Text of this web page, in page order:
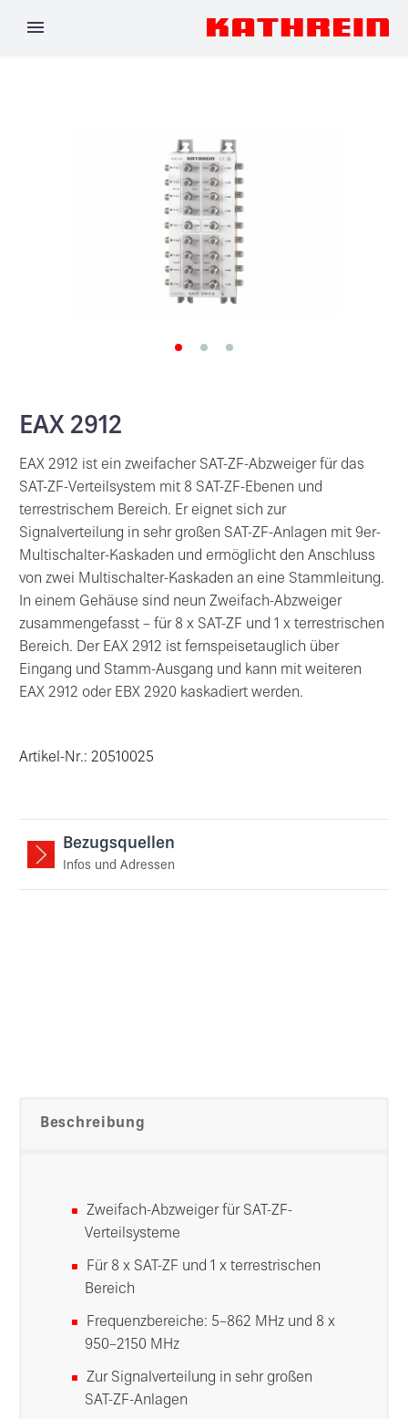
EAX 2912
EAX 2912 ist ein zweifacher SAT-ZF-Abzweiger für das
SAT-ZF-Verteilsystem mit 8 SAT-ZF-Ebenen und
terrestrischem Bereich. Er eignet sich zur
Signalverteilung in sehr großen SAT-ZF-Anlagen mit 9er-
Multischalter-Kaskaden und ermöglicht den Anschluss
von zwei Multischalter-Kaskaden an eine Stammleitung.
In einem Gehäuse sind neun Zweifach-Abzweiger
zusammengefasst – für 8 x SAT-ZF und 1 x terrestrischen
Bereich. Der EAX 2912 ist fernspeisetauglich über
Eingang und Stamm-Ausgang und kann mit weiteren
EAX 2912 oder EBX 2920 kaskadiert werden.
Artikel-Nr.: 20510025
Bezugsquellen
Infos und Adressen
Beschreibung
Zweifach-Abzweiger für SAT-ZF-
Verteilsysteme
Für 8 x SAT-ZF und 1 x terrestrischen
Bereich
Frequenzbereiche: 5–862 MHz und 8 x
950–2150 MHz
Zur Signalverteilung in sehr großen
SAT-ZF-Anlagen